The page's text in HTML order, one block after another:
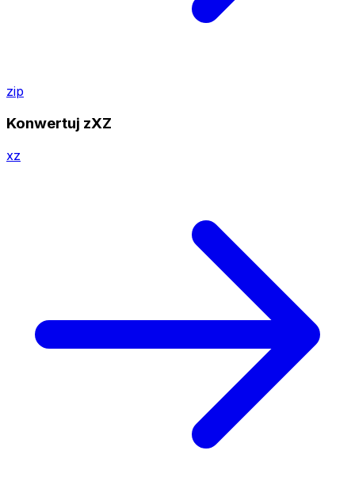
zip
Konwertuj zXZ
xz